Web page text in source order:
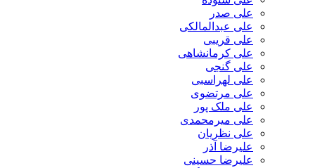
علی صدر
علی عبدالمالکی
علی قریبی
علی کرمانشاهی
علی گنجی
علی لهراسبی
علی مرتضوی
علی ملک پور
علی میرمحمدی
علی نظریان
علیرضا آذر
علیرضا حسینی